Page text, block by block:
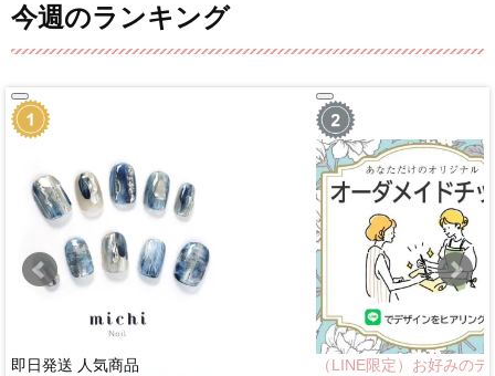
今週のランキング
即日発送 人気商品
（LINE限定）お好みのデ